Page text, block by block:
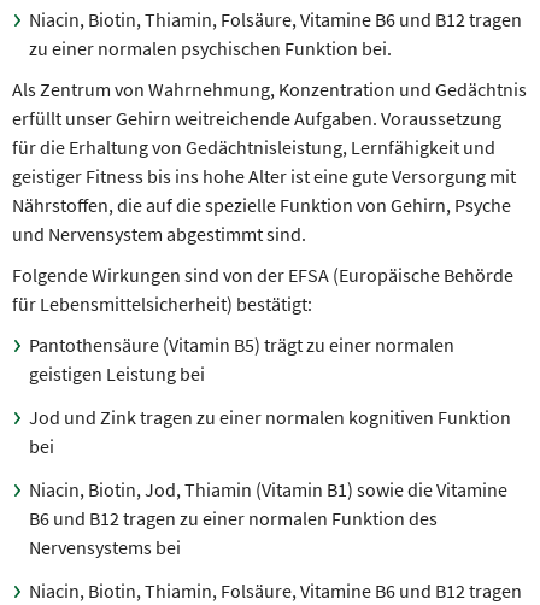
Niacin, Biotin, Thiamin, Folsäure, Vitamine B6 und B12 tragen
zu einer normalen psychischen Funktion bei.
Als Zentrum von Wahrnehmung, Konzentration und Gedächtnis
erfüllt unser Gehirn weitreichende Aufgaben. Voraussetzung
für die Erhaltung von Gedächtnisleistung, Lernfähigkeit und
geistiger Fitness bis ins hohe Alter ist eine gute Versorgung mit
Nährstoffen, die auf die spezielle Funktion von Gehirn, Psyche
und Nervensystem abgestimmt sind.
Folgende Wirkungen sind von der EFSA (Europäische Behörde
für Lebensmittelsicherheit) bestätigt:
Pantothensäure (Vitamin B5) trägt zu einer normalen
geistigen Leistung bei
Jod und Zink tragen zu einer normalen kognitiven Funktion
bei
Niacin, Biotin, Jod, Thiamin (Vitamin B1) sowie die Vitamine
B6 und B12 tragen zu einer normalen Funktion des
Nervensystems bei
Niacin, Biotin, Thiamin, Folsäure, Vitamine B6 und B12 tragen